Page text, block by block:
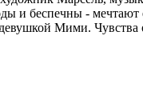
и беспечны -
Мими.